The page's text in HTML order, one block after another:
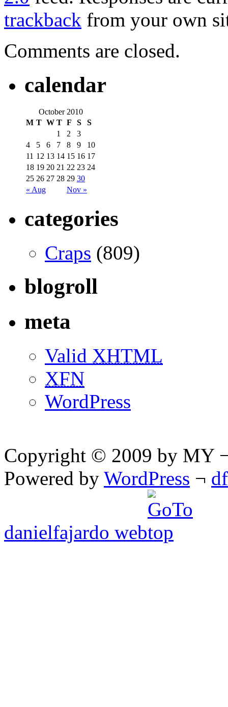
trackback from your own
Comments are closed.
calendar
October 2010
M T W T F S S
« Aug Nov »
1 2
3
4
5 6 7 8 9
10
11 12 13 14 15 16 17
18 19 20 21 22 23 24
25 26 27 28 29 30
categories
Craps (809)
blogroll
meta
Valid XHTML
XFN
WordPress
Copyright © 2009 by MY
Powered by WordPress ¬
danielfajardo web